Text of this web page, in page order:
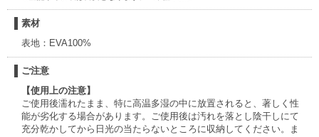
素材
表地：EVA100%
ご注意
【使用上の注意】
ご使用後濡れたまま、特に高温多湿の中に放置されると、著しく性
能が劣化する場合があります。ご使用後は汚れを落とし陰干しにて
充分乾かしてから日光の当たらないところに収納してください。ま